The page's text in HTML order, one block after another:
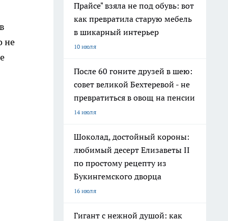
не
Прайсе" взяла не под обувь: вот
как превратила старую мебель
в шикарный интерьер
10 июля
После 60 гоните друзей в шею:
совет великой Бехтеревой - не
превратиться в овощ на пенсии
14 июля
Шоколад, достойный короны:
любимый десерт Елизаветы II
по простому рецепту из
Букингемского дворца
16 июля
Гигант с нежной душой: как